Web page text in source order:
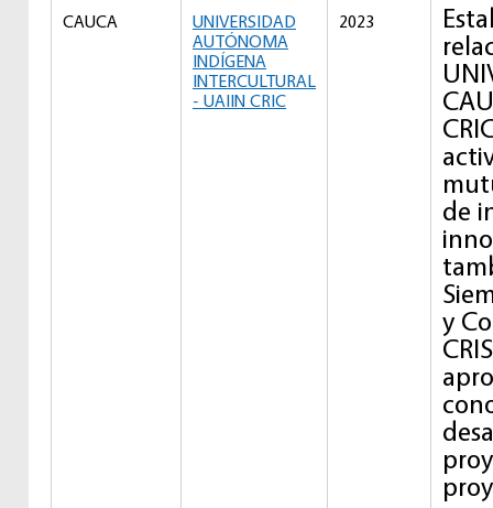
CAUCA
UNIVERSIDAD
AUTÓNOMA
INDÍGENA
INTERCULTURAL
- UAIIN CRIC
2023
de
y